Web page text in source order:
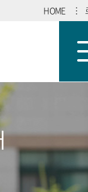
HOME